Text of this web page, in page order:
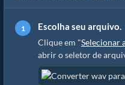
Escolha seu arquivo.
Clique em "Selecionar
abrir o seletor de